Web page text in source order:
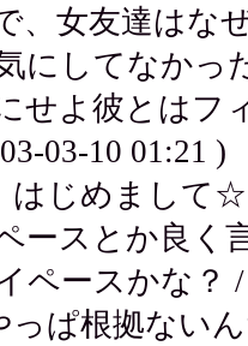
、女友達はな
にしてなかっ
せよ彼とはフ
03-10 01:21 )
じめまして☆
ースとか良く
ペースかな？ /
ぱ根拠ないん